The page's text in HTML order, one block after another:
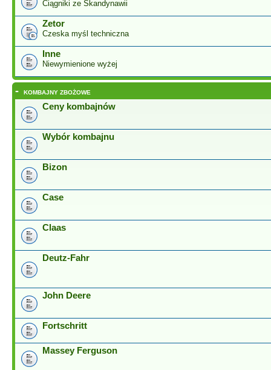
Ciągniki ze Skandynawii
Zetor
Czeska myśl techniczna
Inne
Niewymienione wyżej
- KOMBAJNY ZBOŻOWE
Ceny kombajnów
Wybór kombajnu
Bizon
Case
Claas
Deutz-Fahr
John Deere
Fortschritt
Massey Ferguson